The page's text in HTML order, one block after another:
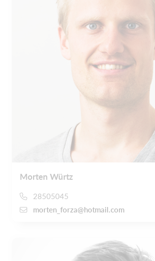
Morten Würtz
28505045
morten_forza@hotmail.com